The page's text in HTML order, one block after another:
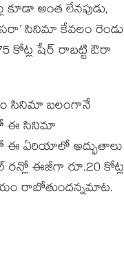
కూడా అంత లేనపుడు,
సినిమా కేవలం రెండు
కోట్ల షేర్ రాబట్టి ఔరా
సినిమా బలంగానే
ఈ సినిమా
ఈ ఏరియాలో అద్భుతాలు
రన్లో ఈజీగా రూ.20 కోట్ల
రాబోతుందన్నమాట.